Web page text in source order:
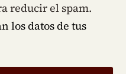
reducir el spam.
los datos de tus